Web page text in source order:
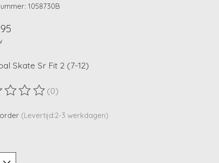
1058730B
Skate Sr Fit 2 (7-12)
van dit product is
(0)
(Levertijd:2-3 werkdagen)